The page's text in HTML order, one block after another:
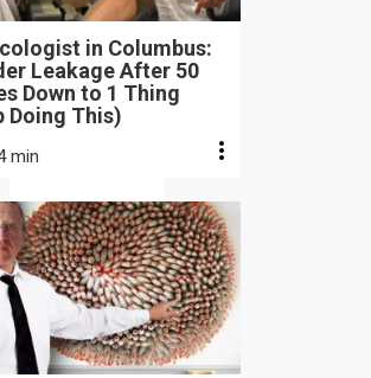
in Columbus:
Leakage After 50
Down to 1 Thing
Doing This)
min